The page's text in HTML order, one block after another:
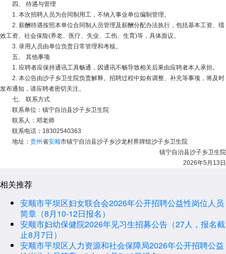
四、 待遇与管理
1. 本次招聘人员为合同制用工，不纳入事业单位编制管理。
2. 薪酬待遇按照本单位合同制人员管理及薪酬分配办法执行，包括基本工资、绩
效工资、社会保险(养老、医疗、失业、工伤、生育)等，具体面议。
3. 录用人员由单位负责日常管理和考核。
五、 其他事项
1. 应聘者应保持通讯工具畅通，因通讯不畅导致相关后果由应聘者本人承担。
2. 本公告由沙子乡卫生院负责解释。招聘过程中如有调整、补充等事项，将及时
发布通知，请应聘者密切关注。
七、 联系方式
联系单位：镇宁自治县沙子乡卫生院
联系人：邓老师
联系电话：18302540363
地址： 贵州省安顺市镇宁自治县沙子乡沙龙村界牌组沙子乡卫生院
镇宁自治县沙子乡卫生院
2026年5月13日
相关推荐
安顺市平坝区妇女联合会2026年公开招聘公益性岗位人员
简章（8月10-12日报名）
安顺市妇幼保健院2026年见习生招募公告（27人，报名截
止8月7日）
安顺市平坝区人力资源和社会保障局2026年公开招聘公益